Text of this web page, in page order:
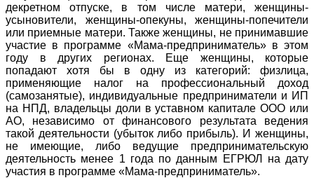
декретном отпуске, в том числе матери, женщины-
усыновители, женщины-опекуны, женщины-попечители
или приемные матери. Также женщины, не принимавшие
участие в программе «Мама-предприниматель» в этом
году в других регионах. Еще женщины, которые
попадают хотя бы в одну из категорий: физлица,
применяющие налог на профессиональный доход
(самозанятые), индивидуальные предприниматели и ИП
на НПД, владельцы доли в уставном капитале ООО или
АО, независимо от финансового результата ведения
такой деятельности (убыток либо прибыль). И женщины,
не имеющие, либо ведущие предпринимательскую
деятельность менее 1 года по данным ЕГРЮЛ на дату
участия в программе «Мама-предприниматель».